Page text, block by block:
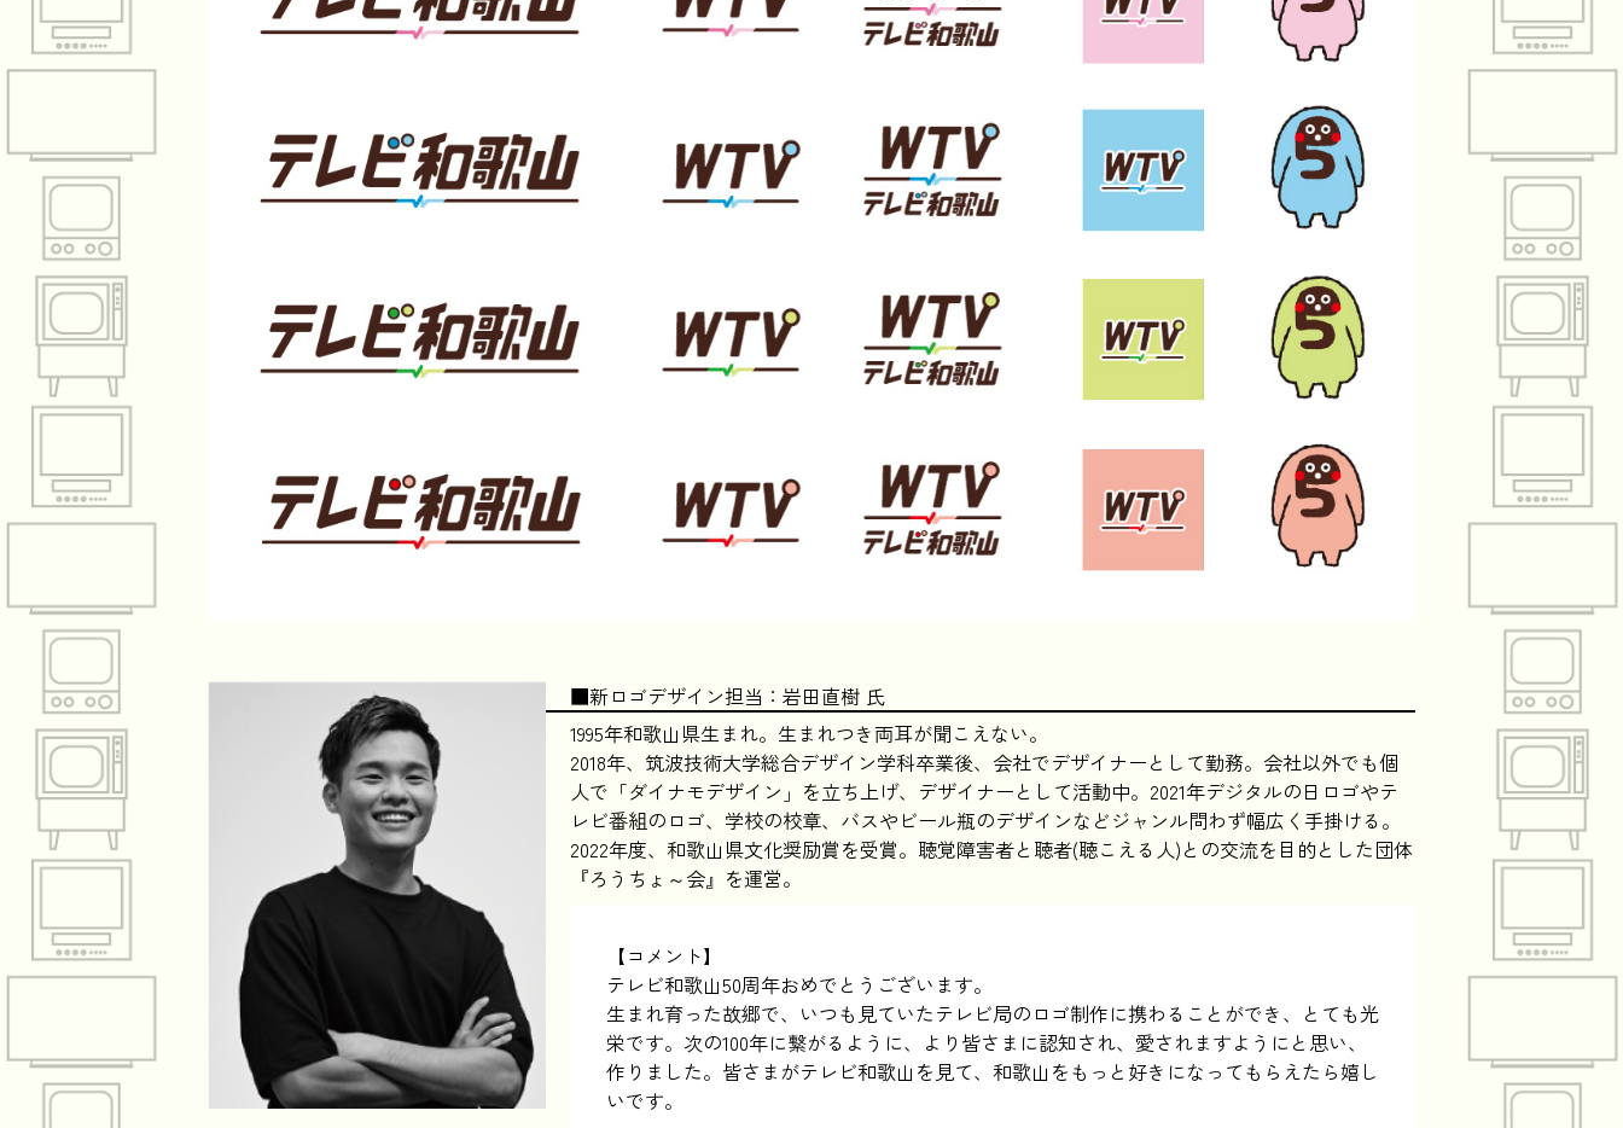
■新ロゴデザイン担当：岩田直樹 氏
1995年和歌山県生まれ。生まれつき両耳が聞こえない。
2018年、筑波技術大学総合デザイン学科卒業後、会社でデザイナーとして勤務。会社以外でも個
人で「ダイナモデザイン」を立ち上げ、デザイナーとして活動中。2021年デジタルの日ロゴやテ
レビ番組のロゴ、学校の校章、バスやビール瓶のデザインなどジャンル問わず幅広く手掛ける。
2022年度、和歌山県文化奨励賞を受賞。聴覚障害者と聴者(聴こえる人)との交流を目的とした団体
『ろうちょ～会』を運営。
【コメント】
テレビ和歌山50周年おめでとうございます。
生まれ育った故郷で、いつも見ていたテレビ局のロゴ制作に携わることができ、とても光
栄です。次の100年に繋がるように、より皆さまに認知され、愛されますようにと思い、
作りました。皆さまがテレビ和歌山を見て、和歌山をもっと好きになってもらえたら嬉し
いです。